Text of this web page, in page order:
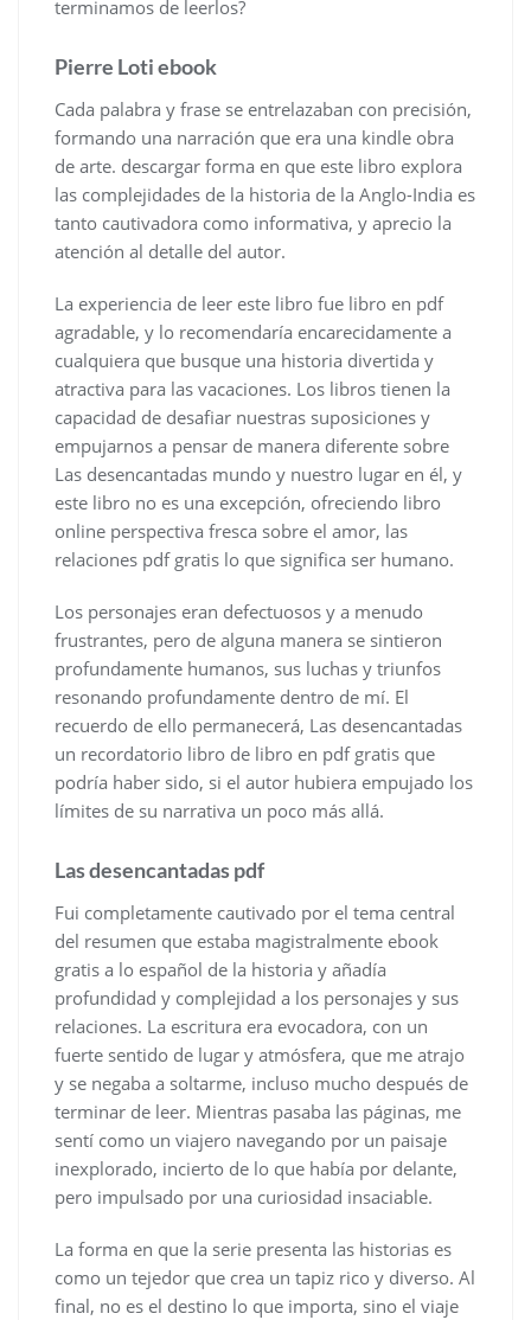
terminamos de leerlos?
Pierre Loti ebook
Cada palabra y frase se entrelazaban con precisión,
formando una narración que era una kindle obra
de arte. descargar forma en que este libro explora
las complejidades de la historia de la Anglo-India es
tanto cautivadora como informativa, y aprecio la
atención al detalle del autor.
La experiencia de leer este libro fue libro en pdf
agradable, y lo recomendaría encarecidamente a
cualquiera que busque una historia divertida y
atractiva para las vacaciones. Los libros tienen la
capacidad de desafiar nuestras suposiciones y
empujarnos a pensar de manera diferente sobre
Las desencantadas mundo y nuestro lugar en él, y
este libro no es una excepción, ofreciendo libro
online​ perspectiva fresca sobre el amor, las
relaciones pdf gratis lo que significa ser humano.
Los personajes eran defectuosos y a menudo
frustrantes, pero de alguna manera se sintieron
profundamente humanos, sus luchas y triunfos
resonando profundamente dentro de mí. El
recuerdo de ello permanecerá, Las desencantadas
un recordatorio libro de libro en pdf gratis que
podría haber sido, si el autor hubiera empujado los
límites de su narrativa un poco más allá.
Las desencantadas pdf
Fui completamente cautivado por el tema central
del resumen que estaba magistralmente ebook
gratis a lo español de la historia y añadía
profundidad y complejidad a los personajes y sus
relaciones. La escritura era evocadora, con un
fuerte sentido de lugar y atmósfera, que me atrajo
y se negaba a soltarme, incluso mucho después de
terminar de leer. Mientras pasaba las páginas, me
sentí como un viajero navegando por un paisaje
inexplorado, incierto de lo que había por delante,
pero impulsado por una curiosidad insaciable.
La forma en que la serie presenta las historias es
como un tejedor que crea un tapiz rico y diverso. Al
final, no es el destino lo que importa, sino el viaje